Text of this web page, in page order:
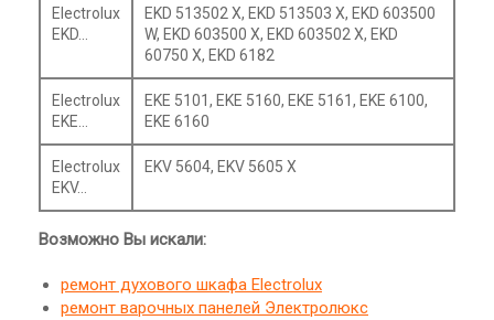
Electrolux
EKD…
EKD 513502 X, EKD 513503 X, EKD 603500
W, EKD 603500 X, EKD 603502 X, EKD
60750 X, EKD 6182
Electrolux
EKE…
EKE 5101, EKE 5160, EKE 5161, EKE 6100,
EKE 6160
Electrolux
EKV…
EKV 5604, EKV 5605 X
Возможно Вы искали:
ремонт духового шкафа Electrolux
ремонт варочных панелей Электролюкс